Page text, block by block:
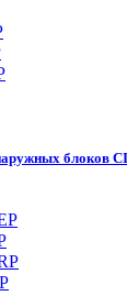
блоков